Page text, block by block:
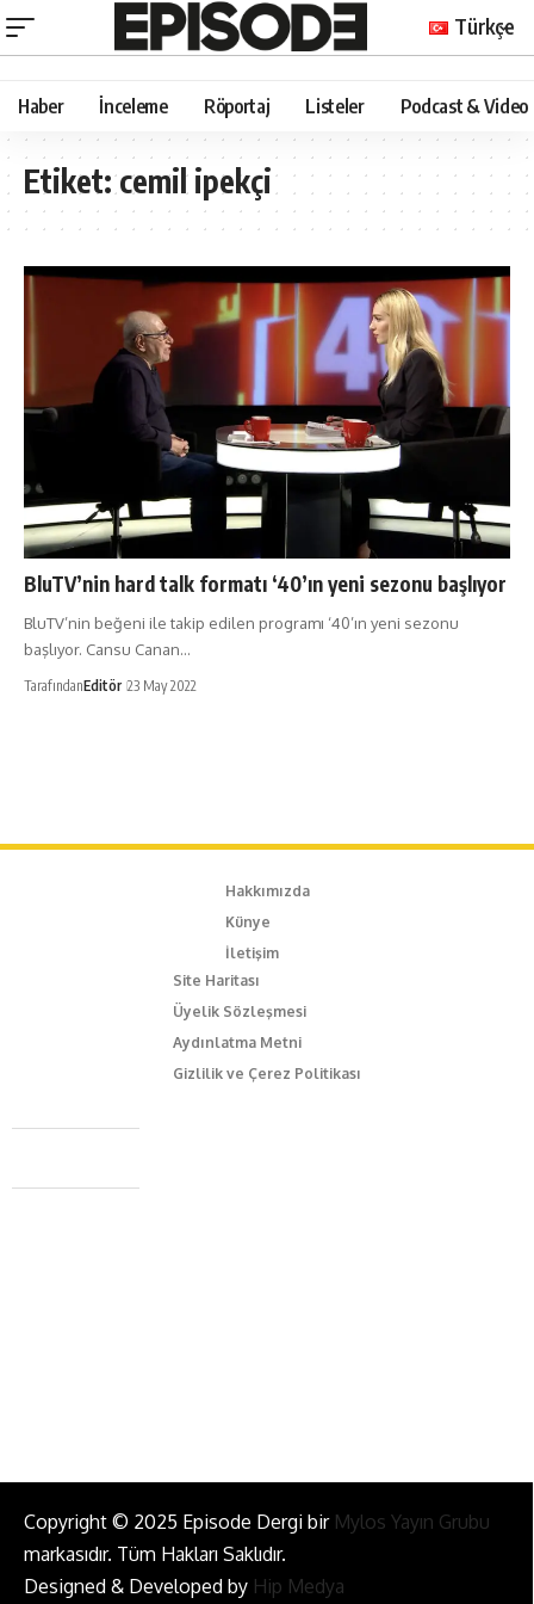
Türkçe
Haber İnceleme Röportaj Listeler Podcast & Video
Etiket:cemil ipekçi
BluTV’nin hard talk formatı ‘40’ın yeni sezonu başlıyor
BluTV’nin beğeni ile takip edilen programı ‘40’ın yeni sezonu
başlıyor. Cansu Canan…
TarafındanEditör 23 May 2022
Hakkımızda
Künye
İletişim
Site Haritası
Üyelik Sözleşmesi
Aydınlatma Metni
Gizlilik ve Çerez Politikası
Caferağa Mah. Dr. Şakir Paşa Sok. No3/A Kadıköy İstanbul
+90 543 345 46 00
Copyright © 2025 Episode Dergi bir Mylos Yayın Grubu
markasıdır. Tüm Hakları Saklıdır.
Designed & Developed by Hip Medya